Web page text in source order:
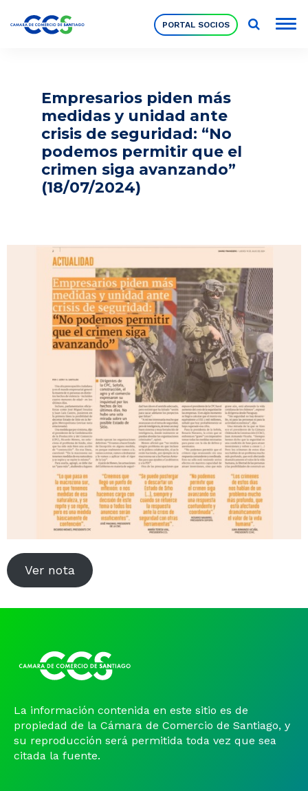
PORTAL SOCIOS
Nuestra Institución
Pilares Estratégicos
Noticias y Estudios
Unidades de Servicios
Empresarios piden más
medidas y unidad ante
crisis de seguridad: “No
podemos permitir que el
crimen siga avanzando”
(18/07/2024)
Ver nota
La información contenida en este sitio es de
propiedad de la Cámara de Comercio de Santiago, y
su reproducción será permitida toda vez que sea
citada la fuente.